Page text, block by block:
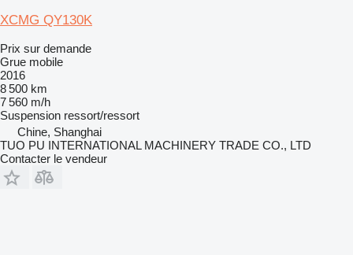
XCMG QY130K
Prix sur demande
Grue mobile
2016
8 500 km
7 560 m/h
Suspension ressort/ressort
Chine, Shanghai
TUO PU INTERNATIONAL MACHINERY TRADE CO., LTD
Contacter le vendeur